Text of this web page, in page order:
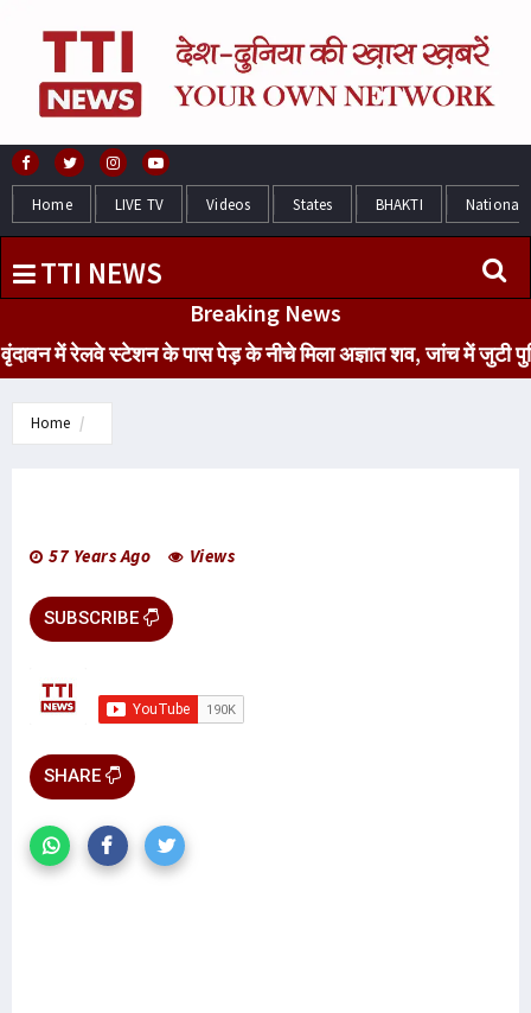
Home LIVE TV Videos States BHAKTI National
TTI NEWS
Breaking News
रेलवे स्टेशन के पास पेड़ के नीचे मिला अज्ञात शव, जांच में जुटी पुलिस ||
Home
57 Years Ago Views
SUBSCRIBE
SHARE